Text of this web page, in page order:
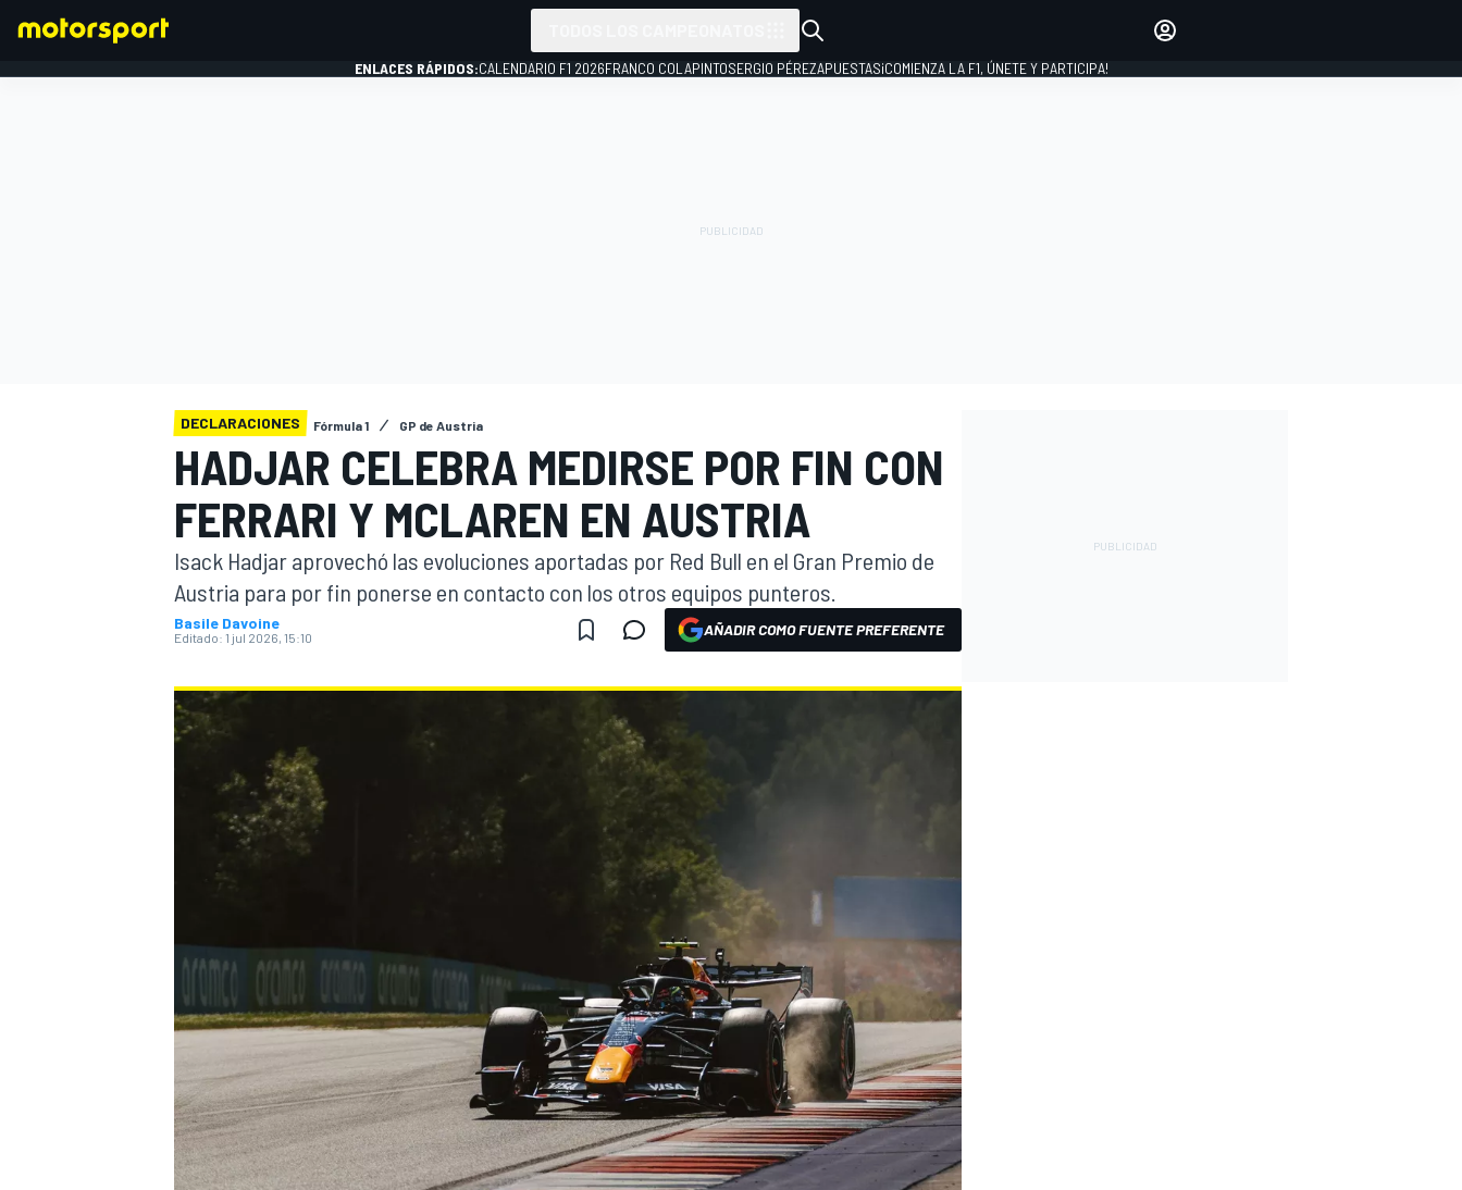
INDYCAR
NASCAR CUP
INICIAR SESIÓN
ENLACES RÁPIDOS:CALENDARIO F1 2026FRANCO COLAPINTOSERGIO PÉREZAPUESTAS¡COMIENZA LA F1, ÚNETE Y PARTICIPA!
DECLARACIONES Fórmula 1 GP de Austria
HADJAR CELEBRA MEDIRSE POR FIN CON
FERRARI Y MCLAREN EN AUSTRIA
Isack Hadjar aprovechó las evoluciones aportadas por Red Bull en el Gran Premio de
Austria para por fin ponerse en contacto con los otros equipos punteros.
Basile Davoine
Editado: 1 jul 2026, 15:10 AÑADIR COMO FUENTE PREFERENTE